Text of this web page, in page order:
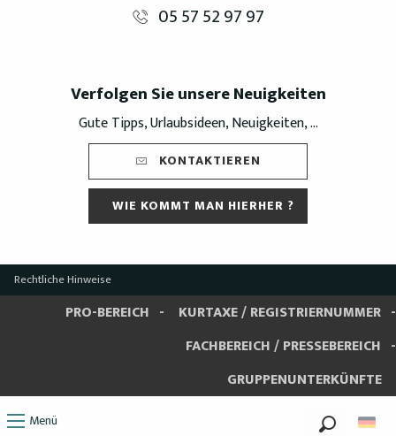
Menü
05 57 52 97 97
Verfolgen Sie unsere Neuigkeiten
Gute Tipps, Urlaubsideen, Neuigkeiten, ...
KONTAKTIEREN
WIE KOMMT MAN HIERHER ?
Rechtliche Hinweise
PRO-BEREICH
KURTAXE / REGISTRIERNUMMER
FACHBEREICH / PRESSEBEREICH
GRUPPENUNTERKÜNFTE